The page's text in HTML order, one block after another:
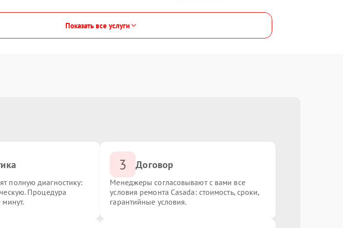
Показать все услуги
полную диагностику:
Процедура
3 Договор
Менеджеры согласовывают с вами все
условия ремонта Casada: стоимость, сроки,
гарантийные условия.